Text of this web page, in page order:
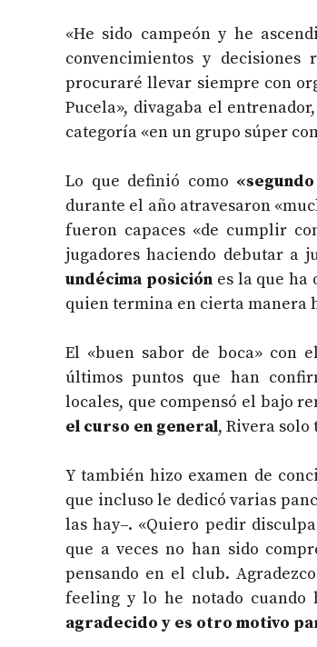
«He sido campeón y he
convencimientos y
procuraré llevar siempre con
Pucela», divagaba el
categoría «en un grupo súper
Lo que definió como
durante el año atravesaron
fueron capaces «de cumplir
jugadores haciendo debutar a
undécima posiciónes la que ha
quien termina en cierta manera
El «buen sabor de boca» con
últimos puntos que han
locales, que compensó el bajo
el curso en general, Rivera solo
Y también hizo examen de
que incluso le dedicó varias
las hay–. «Quiero pedir
que a veces no han sido
pensando en el club.
feeling y lo he notado cuando
agradecido y es otro motivo